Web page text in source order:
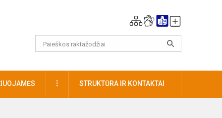
DAUGIAUSTRUKTŪRA IR KONTAKTAI